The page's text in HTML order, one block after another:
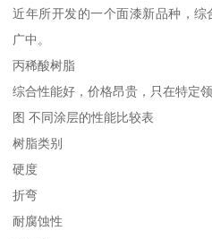
近年所开发的一个面漆新品种，
广中。
丙稀酸树脂
综合性能好，价格昂贵，只在特定
图 不同涂层的性能比较表
树脂类别
硬度
折弯
耐腐蚀性